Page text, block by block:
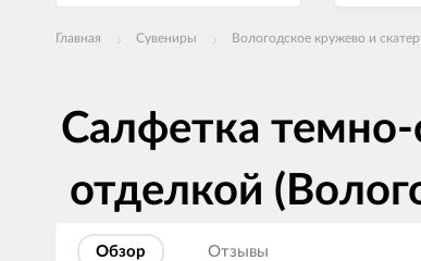
Главная Сувениры Вологодское кружево и
Салфетка
отделкой
Обзор Отзывы